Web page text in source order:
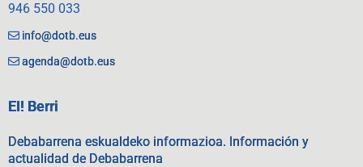
946 550 033
info@dotb.eus
agenda@dotb.eus
EI! Berri
Debabarrena eskualdeko informazioa. Información y
actualidad de Debabarrena